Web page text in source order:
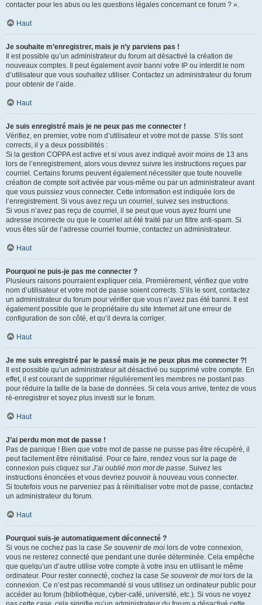
contacter pour les abus ou les questions légales concernant ce forum ? ».
Haut
Je souhaite m’enregistrer, mais je n’y parviens pas !
Il est possible qu’un administrateur du forum ait désactivé la création de
nouveaux comptes. Il peut également avoir banni votre IP ou interdit le nom
d’utilisateur que vous souhaitez utiliser. Contactez un administrateur du forum
pour obtenir de l’aide.
Haut
Je suis enregistré mais je ne peux pas me connecter !
Vérifiez, en premier, votre nom d’utilisateur et votre mot de passe. S’ils sont
corrects, il y a deux possibilités :
Si la gestion COPPA est active et si vous avez indiqué avoir moins de 13 ans
lors de l’enregistrement, alors vous devrez suivre les instructions reçues par
courriel. Certains forums peuvent également nécessiter que toute nouvelle
création de compte soit activée par vous-même ou par un administrateur avant
que vous puissiez vous connecter. Cette information est indiquée lors de
l’enregistrement. Si vous avez reçu un courriel, suivez ses instructions.
Si vous n’avez pas reçu de courriel, il se peut que vous ayez fourni une
adresse incorrecte ou que le courriel ait été traité par un filtre anti-spam. Si
vous êtes sûr de l’adresse courriel fournie, contactez un administrateur.
Haut
Pourquoi ne puis-je pas me connecter ?
Plusieurs raisons pourraient expliquer cela. Premièrement, vérifiez que votre
nom d’utilisateur et votre mot de passe soient corrects. S’ils le sont, contactez
un administrateur du forum pour vérifier que vous n’avez pas été banni. Il est
également possible que le propriétaire du site Internet ait une erreur de
configuration de son côté, et qu’il devra la corriger.
Haut
Je me suis enregistré par le passé mais je ne peux plus me connecter ?!
Il est possible qu’un administrateur ait désactivé ou supprimé votre compte. En
effet, il est courant de supprimer régulièrement les membres ne postant pas
pour réduire la taille de la base de données. Si cela vous arrive, tentez de vous
ré-enregistrer et soyez plus investi sur le forum.
Haut
J’ai perdu mon mot de passe !
Pas de panique ! Bien que votre mot de passe ne puisse pas être récupéré, il
peut facilement être réinitialisé. Pour ce faire, rendez vous sur la page de
connexion puis cliquez sur J’ai oublié mon mot de passe. Suivez les
instructions énoncées et vous devriez pouvoir à nouveau vous connecter.
Si toutefois vous ne parveniez pas à réinitialiser votre mot de passe, contactez
un administrateur du forum.
Haut
Pourquoi suis-je automatiquement déconnecté ?
Si vous ne cochez pas la case Se souvenir de moi lors de votre connexion,
vous ne resterez connecté que pendant une durée déterminée. Cela empêche
que quelqu’un d’autre utilise votre compte à votre insu en utilisant le même
ordinateur. Pour rester connecté, cochez la case Se souvenir de moi lors de la
connexion. Ce n’est pas recommandé si vous utilisez un ordinateur public pour
accéder au forum (bibliothèque, cyber-café, université, etc.). Si vous ne voyez